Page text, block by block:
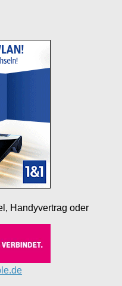
Handyvertrag oder